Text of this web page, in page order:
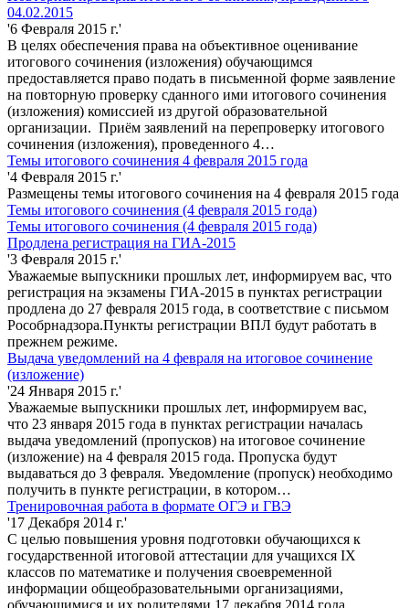
04.02.2015
'6 Февраля 2015 г.'
В целях обеспечения права на объективное оценивание
итогового сочинения (изложения) обучающимся
предоставляется право подать в письменной форме заявление
на повторную проверку сданного ими итогового сочинения
(изложения) комиссией из другой образовательной
организации. Приём заявлений на перепроверку итогового
сочинения (изложения), проведенного 4…
Темы итогового сочинения 4 февраля 2015 года
'4 Февраля 2015 г.'
Размещены темы итогового сочинения на 4 февраля 2015 года
Темы итогового сочинения (4 февраля 2015 года)
Темы итогового сочинения (4 февраля 2015 года)
Продлена регистрация на ГИА-2015
'3 Февраля 2015 г.'
Уважаемые выпускники прошлых лет, информируем вас, что
регистрация на экзамены ГИА-2015 в пунктах регистрации
продлена до 27 февраля 2015 года, в соответствие с письмом
Рособрнадзора.Пункты регистрации ВПЛ будут работать в
прежнем режиме.
Выдача уведомлений на 4 февраля на итоговое сочинение
(изложение)
'24 Января 2015 г.'
Уважаемые выпускники прошлых лет, информируем вас,
что 23 января 2015 года в пунктах регистрации началась
выдача уведомлений (пропусков) на итоговое сочинение
(изложение) на 4 февраля 2015 года. Пропуска будут
выдаваться до 3 февраля. Уведомление (пропуск) необходимо
получить в пункте регистрации, в котором…
Тренировочная работа в формате ОГЭ и ГВЭ
'17 Декабря 2014 г.'
С целью повышения уровня подготовки обучающихся к
государственной итоговой аттестации для учащихся IX
классов по математике и получения своевременной
информации общеобразовательными организациями,